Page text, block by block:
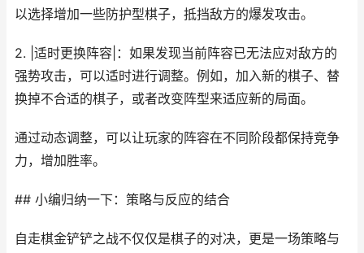
以选择增加一些防护型棋子，抵挡敌方的爆发攻击。
2. |适时更换阵容|：如果发现当前阵容已无法应对敌方的
强势攻击，可以适时进行调整。例如，加入新的棋子、替
换掉不合适的棋子，或者改变阵型来适应新的局面。
通过动态调整，可以让玩家的阵容在不同阶段都保持竞争
力，增加胜率。
## 小编归纳一下：策略与反应的结合
自走棋金铲铲之战不仅仅是棋子的对决，更是一场策略与